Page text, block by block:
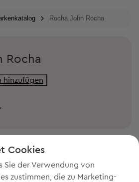
Rocha.John Rocha
Rocha
hinzufügen
Cookies
Sie der Verwendung von
zustimmen, die zu Marketing-